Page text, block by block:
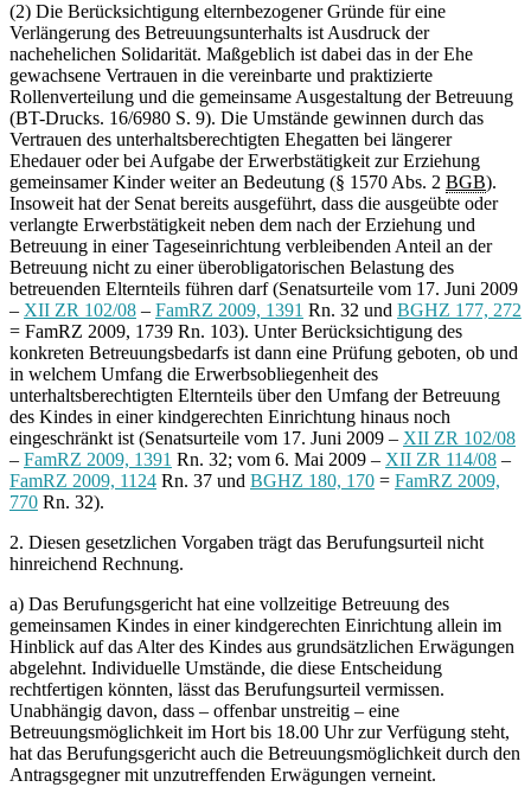
(2) Die Berücksichtigung elternbezogener Gründe für eine
Verlängerung des Betreuungsunterhalts ist Ausdruck der
nachehelichen Solidarität. Maßgeblich ist dabei das in der Ehe
gewachsene Vertrauen in die vereinbarte und praktizierte
Rollenverteilung und die gemeinsame Ausgestaltung der Betreuung
(BT-Drucks. 16/6980 S. 9). Die Umstände gewinnen durch das
Vertrauen des unterhaltsberechtigten Ehegatten bei längerer
Ehedauer oder bei Aufgabe der Erwerbstätigkeit zur Erziehung
gemeinsamer Kinder weiter an Bedeutung (§ 1570 Abs. 2 BGB).
Insoweit hat der Senat bereits ausgeführt, dass die ausgeübte oder
verlangte Erwerbstätigkeit neben dem nach der Erziehung und
Betreuung in einer Tageseinrichtung verbleibenden Anteil an der
Betreuung nicht zu einer überobligatorischen Belastung des
betreuenden Elternteils führen darf (Senatsurteile vom 17. Juni 2009
– XII ZR 102/08 – FamRZ 2009, 1391 Rn. 32 und BGHZ 177, 272
= FamRZ 2009, 1739 Rn. 103). Unter Berücksichtigung des
konkreten Betreuungsbedarfs ist dann eine Prüfung geboten, ob und
in welchem Umfang die Erwerbsobliegenheit des
unterhaltsberechtigten Elternteils über den Umfang der Betreuung
des Kindes in einer kindgerechten Einrichtung hinaus noch
eingeschränkt ist (Senatsurteile vom 17. Juni 2009 – XII ZR 102/08
– FamRZ 2009, 1391 Rn. 32; vom 6. Mai 2009 – XII ZR 114/08 –
FamRZ 2009, 1124 Rn. 37 und BGHZ 180, 170 = FamRZ 2009,
770 Rn. 32).
2. Diesen gesetzlichen Vorgaben trägt das Berufungsurteil nicht
hinreichend Rechnung.
a) Das Berufungsgericht hat eine vollzeitige Betreuung des
gemeinsamen Kindes in einer kindgerechten Einrichtung allein im
Hinblick auf das Alter des Kindes aus grundsätzlichen Erwägungen
abgelehnt. Individuelle Umstände, die diese Entscheidung
rechtfertigen könnten, lässt das Berufungsurteil vermissen.
Unabhängig davon, dass – offenbar unstreitig – eine
Betreuungsmöglichkeit im Hort bis 18.00 Uhr zur Verfügung steht,
hat das Berufungsgericht auch die Betreuungsmöglichkeit durch den
Antragsgegner mit unzutreffenden Erwägungen verneint.